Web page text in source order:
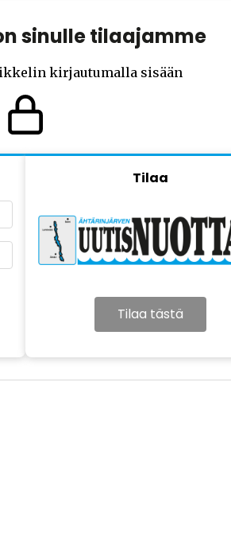
sinulle tilaajamme
kirjautumalla sisään
Tilaa
Tilaa tästä